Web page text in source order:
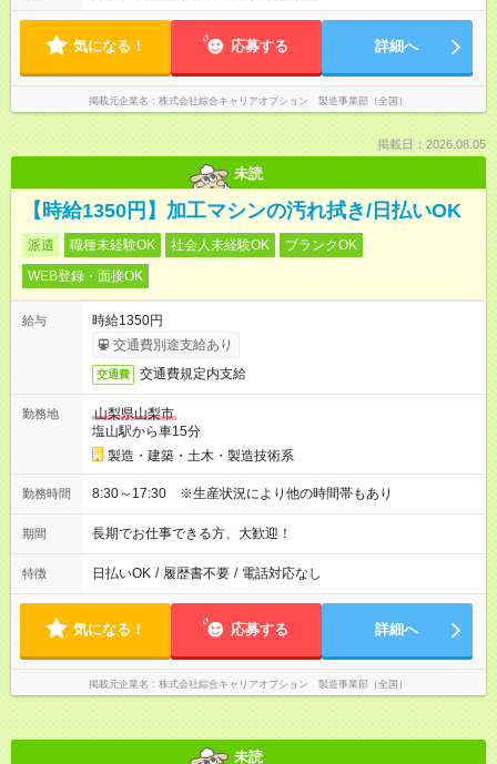
気になる！ 応募する 詳細へ
掲載元企業名 株式会社綜合キャリアオプション 製造事業部（全国）
掲載日：2026.08.05
未読
【時給1350円】加工マシンの汚れ拭き/日払いOK
派遣 職種未経験OK 社会人未経験OK
ブランクOK
WEB登録・面接OK
給与
時給1350円
交通費別途支給あり
交通費 交通費規定内支給
勤務地
山梨県山梨市
塩山駅から車15分
製造・建築・土木・製造技術系
勤務時間 8:30～17:30 ※生産状況により他の時間帯もあり
期間 長期でお仕事できる方、大歓迎！
特徴 日払いOK / 履歴書不要 / 電話対応なし
気になる！ 応募する 詳細へ
掲載元企業名 株式会社綜合キャリアオプション 製造事業部（全国）
未読